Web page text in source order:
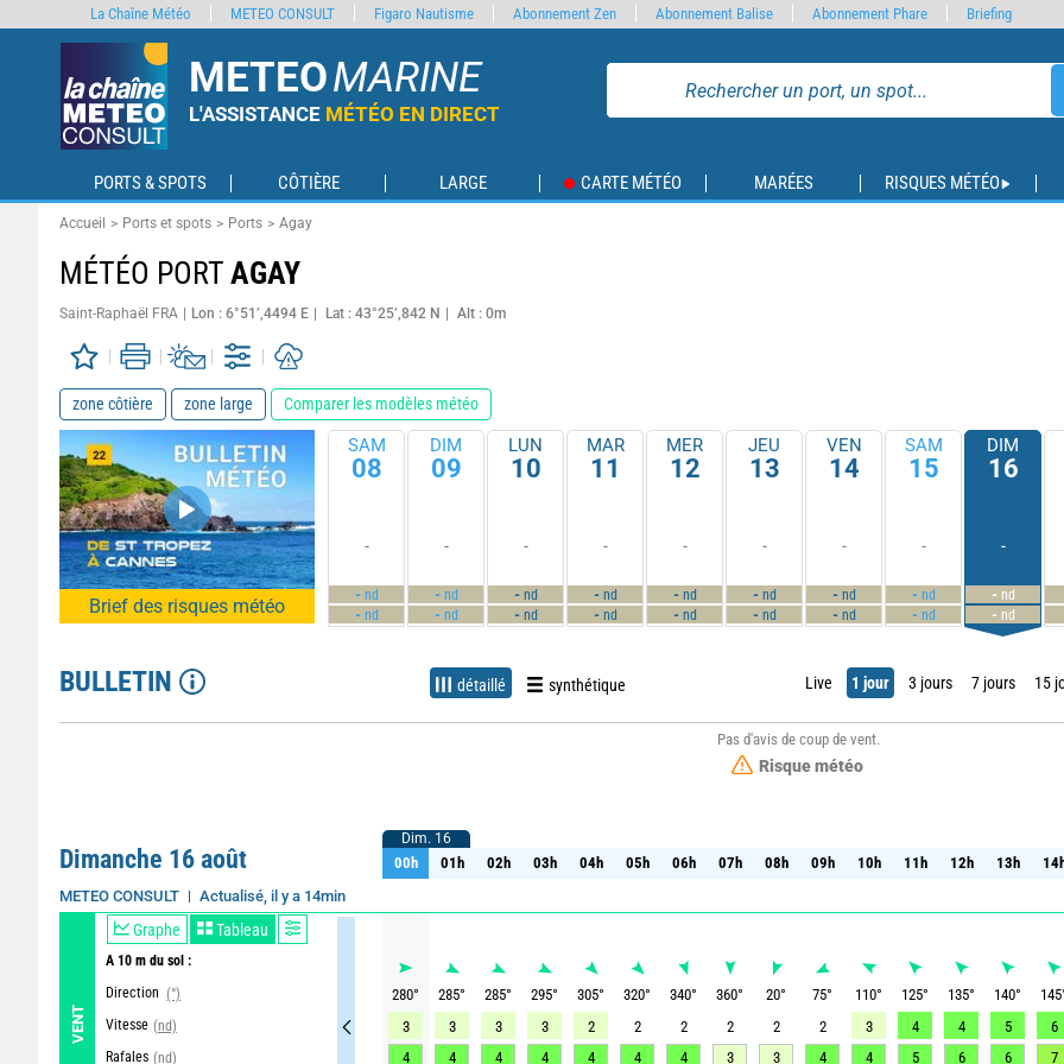
METEOMARINE
L'ASSISTANCE MÉTÉO EN DIRECT
PORTS & SPOTS CÔTIÈRE LARGE CARTE MÉTÉO MARÉES RISQUES MÉTÉO
Accueil Ports et spots Ports Agay
MÉTÉO PORT AGAY
Saint-Raphaël FRA Lon : 6°51’,4494 E Lat : 43°25’,842 N Alt : 0m
zone côtière zone large Comparer les modèles météo
Brief des risques météo
SAM
08
-
- nd
- nd
DIM
09
-
- nd
- nd
LUN
10
-
-nd
-nd
MAR
11
-
-nd
-nd
MER
12
-
-nd
-nd
JEU
13
-
-nd
-nd
VEN
14
-
-nd
-nd
SAM
15
-
- nd
- nd
DIM
16
-
- nd
- nd
BULLETIN détaillé synthétique Live 1 jour 3 jours 7 jours 15
Pas d'avis de coup de vent.
Risque météo
Dimanche 16 août
METEO CONSULT Actualisé, il y a 14min
VENT
Graphe Tableau
A 10 m du sol :
Direction (°)
Vitesse (nd)
Rafales (nd)
Dim. 16
00h 01h 02h 03h 04h 05h 06h 07h 08h 09h 10h 11h 12h 13h
Dim. 16
00h 01h 02h 03h 04h 05h 06h 07h 08h 09h 10h 11h 12h 13h 14h
280° 285° 285° 295° 305° 320° 340° 360° 20° 75° 110° 125° 135° 140° 145
3
3 3 3 2 2 2 2 2 2 3 4 4 5 6
4
4 4 4 4 4 4 3 3 4 4 5 6 6 7
La Chaîne Météo METEO CONSULT Figaro Nautisme Abonnement Zen Abonnement Balise Abonnement Phare Briefing